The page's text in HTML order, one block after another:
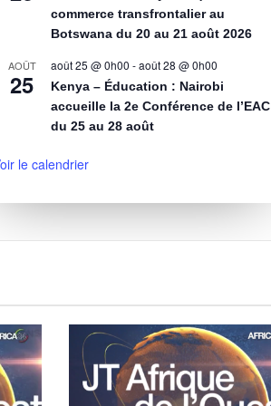
commerce transfrontalier au
Botswana du 20 au 21 août 2026
AOÛT
25
août 25 @ 0h00 -août 28 @ 0h00
Kenya – Éducation : Nairobi
accueille la 2e Conférence de l’EAC
du 25 au 28 août
le calendrier